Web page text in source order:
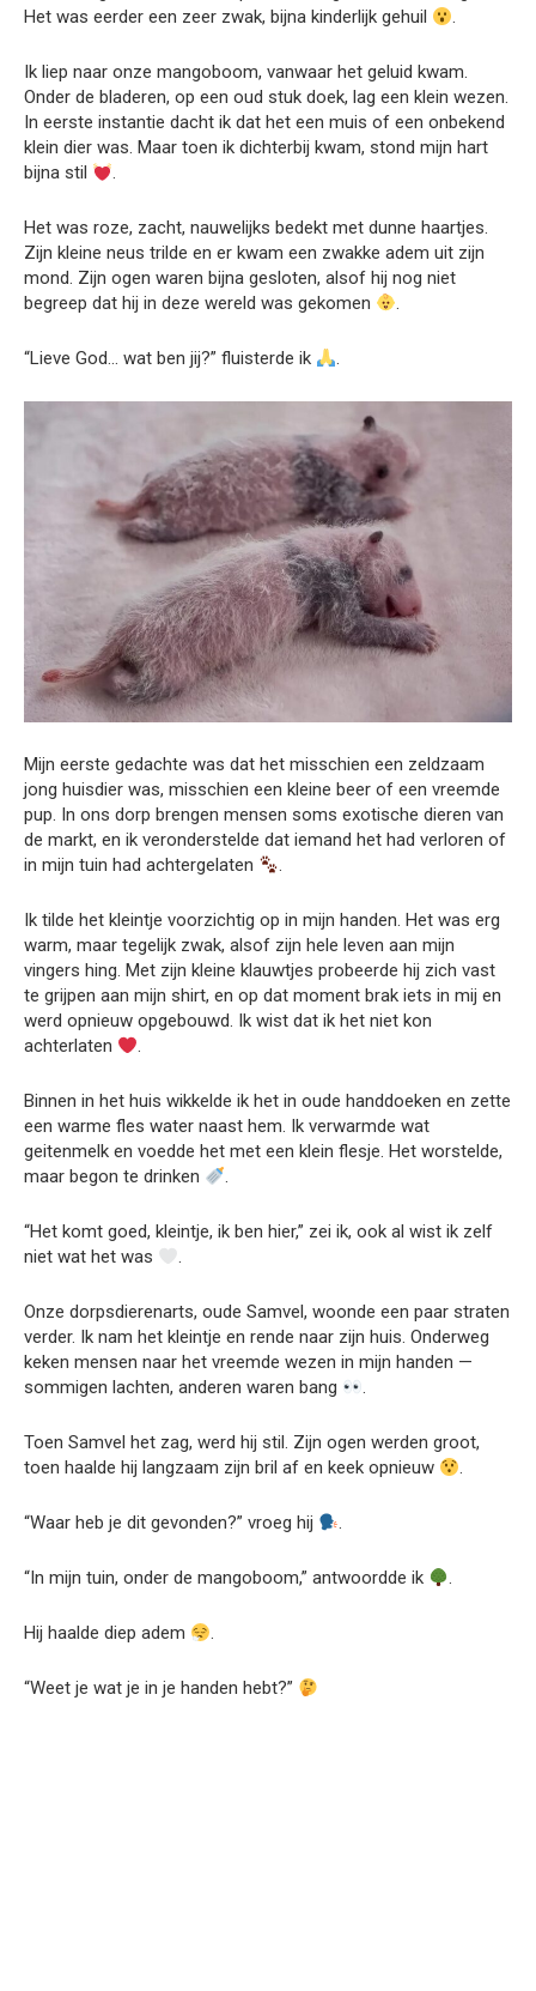
Het was eerder een zeer zwak, bijna kinderlijk gehuil
.
Ik liep naar onze mangoboom, vanwaar het geluid kwam.
Onder de bladeren, op een oud stuk doek, lag een klein wezen.
In eerste instantie dacht ik dat het een muis of een onbekend
klein dier was. Maar toen ik dichterbij kwam, stond mijn hart
bijna stil
.
Het was roze, zacht, nauwelijks bedekt met dunne haartjes.
Zijn kleine neus trilde en er kwam een zwakke adem uit zijn
mond. Zijn ogen waren bijna gesloten, alsof hij nog niet
begreep dat hij in deze wereld was gekomen
.
“Lieve God… wat ben jij?” fluisterde ik .
Mijn eerste gedachte was dat het misschien een zeldzaam
jong huisdier was, misschien een kleine beer of een vreemde
pup. In ons dorp brengen mensen soms exotische dieren van
de markt, en ik veronderstelde dat iemand het had verloren of
in mijn tuin had achtergelaten
.
Ik tilde het kleintje voorzichtig op in mijn handen. Het was erg
warm, maar tegelijk zwak, alsof zijn hele leven aan mijn
vingers hing. Met zijn kleine klauwtjes probeerde hij zich vast
te grijpen aan mijn shirt, en op dat moment brak iets in mij en
werd opnieuw opgebouwd. Ik wist dat ik het niet kon
achterlaten
.
Binnen in het huis wikkelde ik het in oude handdoeken en zette
een warme fles water naast hem. Ik verwarmde wat
geitenmelk en voedde het met een klein flesje. Het worstelde,
maar begon te drinken
.
“Het komt goed, kleintje, ik ben hier,” zei ik, ook al wist ik zelf
niet wat het was
.
Onze dorpsdierenarts, oude Samvel, woonde een paar straten
verder. Ik nam het kleintje en rende naar zijn huis. Onderweg
keken mensen naar het vreemde wezen in mijn handen —
sommigen lachten, anderen waren bang
.
Toen Samvel het zag, werd hij stil. Zijn ogen werden groot,
toen haalde hij langzaam zijn bril af en keek opnieuw
.
“Waar heb je dit gevonden?” vroeg hij .
“In mijn tuin, onder de mangoboom,” antwoordde ik .
Hij haalde diep adem .
“Weet je wat je in je handen hebt?”